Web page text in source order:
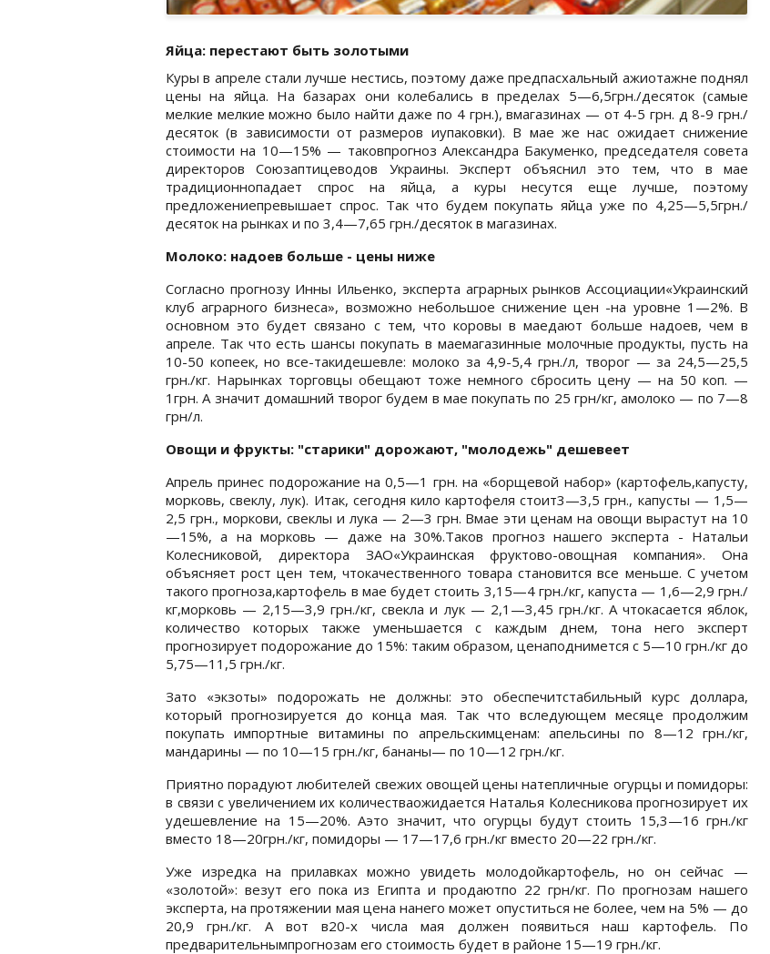
Яйца: перестают быть золотыми
Куры в апреле стали лучше нестись, поэтому даже предпасхальный ажиотажне поднял
цены на яйца. На базарах они колебались в пределах 5—6,5грн./десяток (самые
мелкие мелкие можно было найти даже по 4 грн.), вмагазинах — от 4-5 грн. д 8-9 грн./
десяток (в зависимости от размеров иупаковки). В мае же нас ожидает снижение
стоимости на 10—15% — таковпрогноз Александра Бакуменко, председателя совета
директоров Союзаптицеводов Украины. Эксперт объяснил это тем, что в мае
традиционнопадает спрос на яйца, а куры несутся еще лучше, поэтому
предложениепревышает спрос. Так что будем покупать яйца уже по 4,25—5,5грн./
десяток на рынках и по 3,4—7,65 грн./десяток в магазинах.
Молоко: надоев больше - цены ниже
Согласно прогнозу Инны Ильенко, эксперта аграрных рынков Ассоциации«Украинский
клуб аграрного бизнеса», возможно небольшое снижение цен -на уровне 1—2%. В
основном это будет связано с тем, что коровы в маедают больше надоев, чем в
апреле. Так что есть шансы покупать в маемагазинные молочные продукты, пусть на
10-50 копеек, но все-такидешевле: молоко за 4,9-5,4 грн./л, творог — за 24,5—25,5
грн./кг. Нарынках торговцы обещают тоже немного сбросить цену — на 50 коп. —
1грн. А значит домашний творог будем в мае покупать по 25 грн/кг, амолоко — по 7—8
грн/л.
Овощи и фрукты: "старики" дорожают, "молодежь" дешевеет
Апрель принес подорожание на 0,5—1 грн. на «борщевой набор» (картофель,капусту,
морковь, свеклу, лук). Итак, сегодня кило картофеля стоит3—3,5 грн., капусты — 1,5—
2,5 грн., моркови, свеклы и лука — 2—3 грн. Вмае эти ценам на овощи вырастут на 10
—15%, а на морковь — даже на 30%.Таков прогноз нашего эксперта - Натальи
Колесниковой, директора ЗАО«Украинская фруктово-овощная компания». Она
объясняет рост цен тем, чтокачественного товара становится все меньше. С учетом
такого прогноза,картофель в мае будет стоить 3,15—4 грн./кг, капуста — 1,6—2,9 грн./
кг,морковь — 2,15—3,9 грн./кг, свекла и лук — 2,1—3,45 грн./кг. А чтокасается яблок,
количество которых также уменьшается с каждым днем, тона него эксперт
прогнозирует подорожание до 15%: таким образом, ценаподнимется с 5—10 грн./кг до
5,75—11,5 грн./кг.
Зато «экзоты» подорожать не должны: это обеспечитстабильный курс доллара,
который прогнозируется до конца мая. Так что вследующем месяце продолжим
покупать импортные витамины по апрельскимценам: апельсины по 8—12 грн./кг,
мандарины — по 10—15 грн./кг, бананы— по 10—12 грн./кг.
Приятно порадуют любителей свежих овощей цены натепличные огурцы и помидоры:
в связи с увеличением их количестваожидается Наталья Колесникова прогнозирует их
удешевление на 15—20%. Аэто значит, что огурцы будут стоить 15,3—16 грн./кг
вместо 18—20грн./кг, помидоры — 17—17,6 грн./кг вместо 20—22 грн./кг.
Уже изредка на прилавках можно увидеть молодойкартофель, но он сейчас —
«золотой»: везут его пока из Египта и продаютпо 22 грн/кг. По прогнозам нашего
эксперта, на протяжении мая цена нанего может опуститься не более, чем на 5% — до
20,9 грн./кг. А вот в20-х числа мая должен появиться наш картофель. По
предварительнымпрогнозам его стоимость будет в районе 15—19 грн./кг.